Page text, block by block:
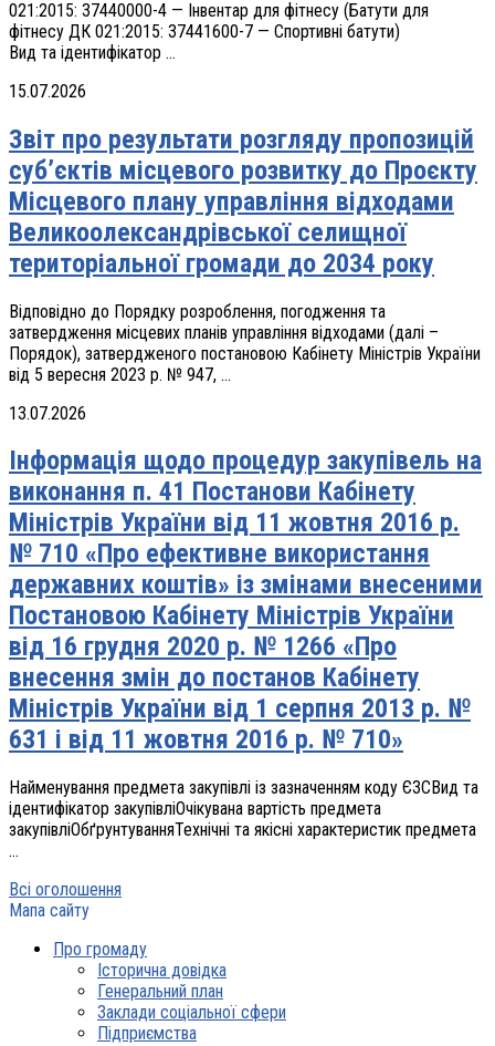
021:2015: 37440000-4 — Інвентар для фітнесу (Батути для
фітнесу ДК 021:2015: 37441600-7 — Спортивні батути)
Вид та ідентифікатор ...
15.07.2026
Звіт про результати розгляду пропозицій
суб’єктів місцевого розвитку до Проєкту
Місцевого плану управління відходами
Великоолександрівської селищної
територіальної громади до 2034 року
Відповідно до Порядку розроблення, погодження та
затвердження місцевих планів управління відходами (далі –
Порядок), затвердженого постановою Кабінету Міністрів України
від 5 вересня 2023 р. № 947, ...
13.07.2026
Інформація щодо процедур закупівель на
виконання п. 41 Постанови Кабінету
Міністрів України від 11 жовтня 2016 р.
№ 710 «Про ефективне використання
державних коштів» із змінами внесеними
Постановою Кабінету Міністрів України
від 16 грудня 2020 р. № 1266 «Про
внесення змін до постанов Кабінету
Міністрів України від 1 серпня 2013 р. №
631 і від 11 жовтня 2016 р. № 710»
Найменування предмета закупівлі із зазначенням коду ЄЗСВид та
ідентифікатор закупівліОчікувана вартість предмета
закупівліОбґрунтуванняТехнічні та якісні характеристик предмета
...
Всі оголошення
Мапа сайту
Про громаду
Історична довідка
Генеральний план
Заклади соціальної сфери
Підприємства